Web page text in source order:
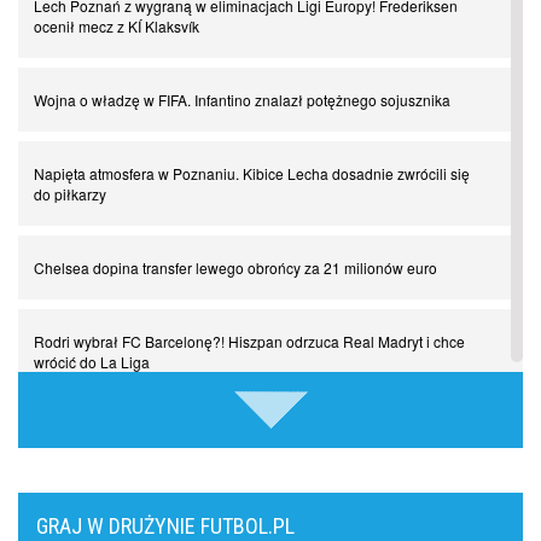
Chłopak z pizzerii. Kim był zmarły Mino Raiola?
Manchester United. Czy magik z Holandii odczaruje przeklętą
Puyol i Piqué. Piłkarskie duety, za którymi tęsknimy. Część III
Finansowa rewolucja na San Siro. Czy powstanie nowa potęga?
Misja “USA” Czesława Michniewicza, czyli happy Easter
Pocztówki z ćwierćfinałów. Liga Mistrzów wkracza w decydującą
Come together. Piłkarskie duety, za którymi tęsknimy. Część II
Lech Poznań z wygraną w eliminacjach Ligi Europy! Frederiksen
ocenił mecz z KÍ Klaksvík
Wojna o władzę w FIFA. Infantino znalazł potężnego sojusznika
Napięta atmosfera w Poznaniu. Kibice Lecha dosadnie zwrócili się
do piłkarzy
Chelsea dopina transfer lewego obrońcy za 21 milionów euro
Rodri wybrał FC Barcelonę?! Hiszpan odrzuca Real Madryt i chce
wrócić do La Liga
Upadł temat gigantycznego transferu Arsenalu. Wyznaczono nowy
Męczarnie Lecha Poznań w europejskich pucharach. Piłkarze
GRAJ W DRUŻYNIE FUTBOL.PL